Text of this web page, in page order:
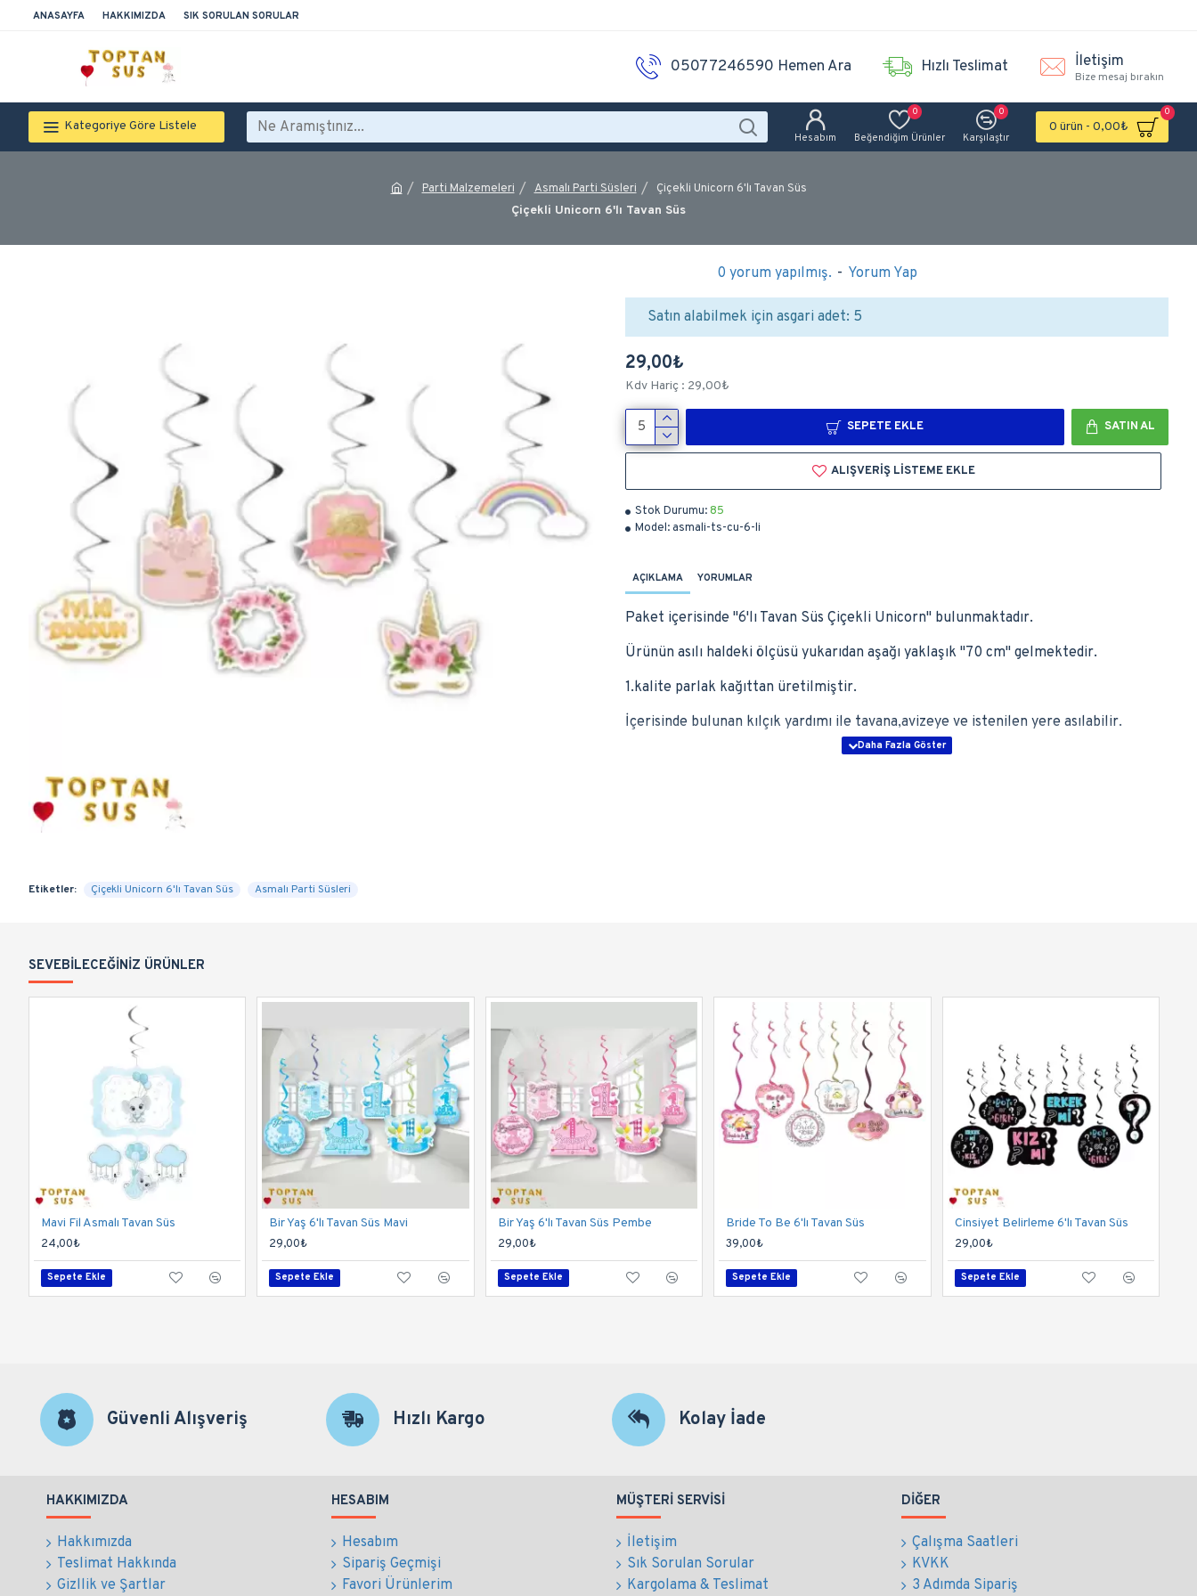
ANASAYFA HAKKIMIZDA SIK SORULAN SORULAR
05077246590 Hemen Ara Hızlı Teslimat İletişim
Bize mesaj bırakın
Kategoriye Göre Listele
Hesabım Beğendiğim Ürünler
0
Karşılaştır
0
0 ürün - 0,00₺
0
Parti Malzemeleri Asmalı Parti Süsleri Çiçekli Unicorn 6'lı Tavan Süs
Çiçekli Unicorn 6'lı Tavan Süs
Stok Durumu: 85
Model:asmali-ts-cu-6-li
0 yorum yapılmış. - Yorum Yap
29,00₺
Kdv Hariç : 29,00₺
SEPETE EKLE SATIN AL
ALIŞVERIŞ LISTEME EKLE
Satın alabilmek için asgari adet: 5
AÇIKLAMA YORUMLAR
Paket içerisinde ''6'lı Tavan Süs Çiçekli Unicorn'' bulunmaktadır.
Ürünün asılı haldeki ölçüsü yukarıdan aşağı yaklaşık ''70 cm'' gelmektedir.
1.kalite parlak kağıttan üretilmiştir.
İçerisinde bulunan kılçık yardımı ile tavana,avizeye ve istenilen yere asılabilir.
Etiketler: Çiçekli Unicorn 6'lı Tavan Süs Asmalı Parti Süsleri
SEVEBILECEĞINIZ ÜRÜNLER
Mavi Fil Asmalı Tavan Süs
24,00₺
Sepete Ekle
Bir Yaş 6'lı Tavan Süs Mavi
29,00₺
Sepete Ekle
Bir Yaş 6'lı Tavan Süs Pembe
29,00₺
Sepete Ekle
Bride To Be 6'lı Tavan Süs
39,00₺
Sepete Ekle
Cinsiyet Belirleme 6'lı Tavan Süs
29,00₺
Sepete Ekle
Güvenli Alışveriş Hızlı Kargo Kolay İade
HAKKIMIZDA
Hakkımızda
Teslimat Hakkında
Gizllik ve Şartlar
HESABIM
Hesabım
Sipariş Geçmişi
Favori Ürünlerim
MÜŞTERI SERVISI
İletişim
Sık Sorulan Sorular
Kargolama & Teslimat
DIĞER
Çalışma Saatleri
KVKK
3 Adımda Sipariş